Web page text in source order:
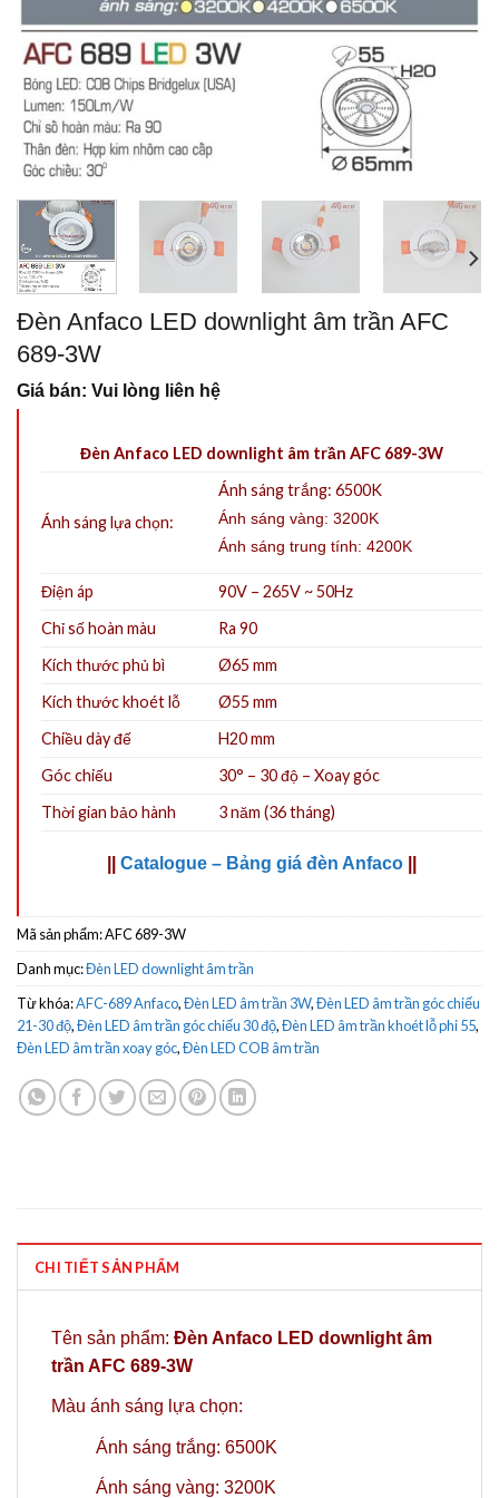
Đèn Anfaco LED downlight âm trần AFC
689-3W
Giá bán: Vui lòng liên hệ
Đèn Anfaco LED downlight âm trần AFC 689-3W
Ánh sáng lựa chọn:
Ánh sáng trắng: 6500K
Ánh sáng vàng: 3200K
Ánh sáng trung tính: 4200K
Điện áp
90V – 265V ~ 50Hz
Chỉ số hoàn màu
Ra 90
Kích thước phủ bì
Ø65 mm
Kích thước khoét lỗ
Ø55mm
Chiều dày đế
H20 mm
Góc chiếu
30° – 30 độ – Xoay góc
Thời gian bảo hành
3 năm (36 tháng)
Catalogue – Bảng giá đèn Anfaco
Mã sản phẩm:AFC 689-3W
Danh mục:Đèn LED downlight âm trần
Từ khóa:AFC-689 Anfaco,Đèn LED âm trần 3W,Đèn LED âm trần góc chiếu
21-30 độ,Đèn LED âm trần góc chiếu 30 độ,Đèn LED âm trần khoét lỗ phi 55,
Đèn LED âm trần xoay góc,Đèn LED COB âm trần
CHI TIẾT SẢN PHẨM
Tên sản phẩm: Đèn Anfaco LED downlight âm
trần AFC 689-3W
Màu ánh sáng lựa chọn:
Ánh sáng trắng: 6500K
Ánh sáng vàng: 3200K